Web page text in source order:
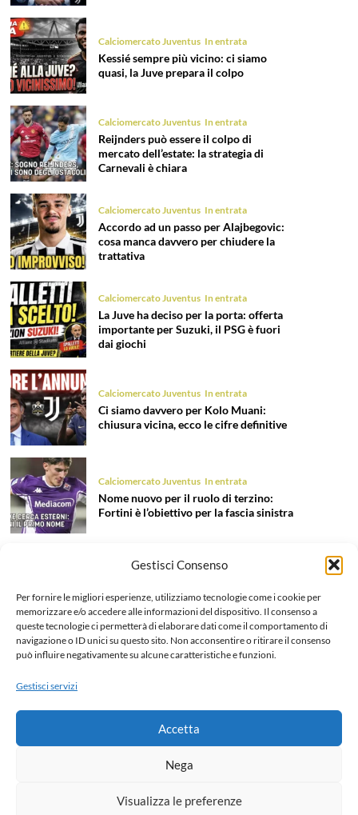
Gestisci Consenso
Per fornire le migliori esperienze, utilizziamo tecnologie come i cookie per
memorizzare e/o accedere alle informazioni del dispositivo. Il consenso a
queste tecnologie ci permetterà di elaborare dati come il comportamento di
navigazione o ID unici su questo sito. Non acconsentire o ritirare il consenso
può influire negativamente su alcune caratteristiche e funzioni.
Gestisci servizi
Accetta
Nega
Visualizza le preferenze
Calciomercato Juventus In entrata
Kessié sempre più vicino: ci siamo
quasi, la Juve prepara il colpo
Calciomercato Juventus In entrata
Reijnders può essere il colpo di
mercato dell’estate: la strategia di
Carnevali è chiara
Calciomercato Juventus In entrata
Accordo ad un passo per Alajbegovic:
cosa manca davvero per chiudere la
trattativa
Calciomercato Juventus In entrata
La Juve ha deciso per la porta: offerta
importante per Suzuki, il PSG è fuori
dai giochi
Calciomercato Juventus In entrata
Ci siamo davvero per Kolo Muani:
chiusura vicina, ecco le cifre definitive
Calciomercato Juventus In entrata
Nome nuovo per il ruolo di terzino:
Fortini è l’obiettivo per la fascia sinistra
Calciomercato Juventus In entrata
il colpo dell’estate 2026!
Calciomercato Juventus In uscita
Chi siamo e Contatti